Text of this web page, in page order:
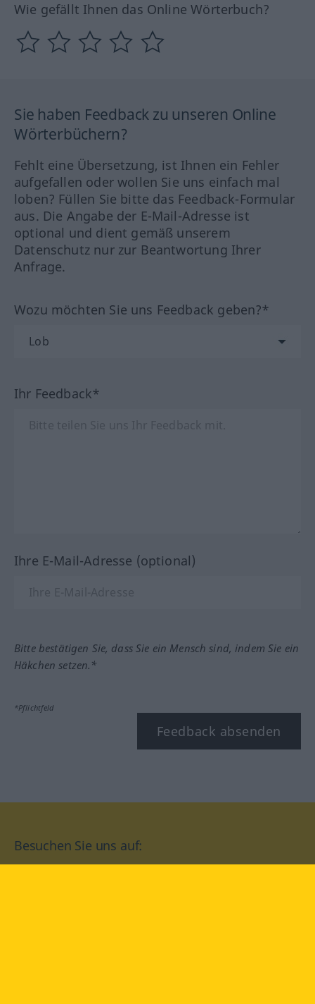
Wie gefällt Ihnen das Online Wörterbuch?
Sie haben Feedback zu unseren Online
Wörterbüchern?
Fehlt eine Übersetzung, ist Ihnen ein Fehler
aufgefallen oder wollen Sie uns einfach mal
loben? Füllen Sie bitte das Feedback-Formular
aus. Die Angabe der E-Mail-Adresse ist
optional und dient gemäß unserem
Datenschutz nur zur Beantwortung Ihrer
Anfrage.
Wozu möchten Sie uns Feedback geben?*
Ihr Feedback*
Ihre E-Mail-Adresse (optional)
Bitte bestätigen Sie, dass Sie ein Mensch sind, indem Sie ein
Häkchen setzen.*
*Pflichtfeld
Feedback absenden
Besuchen Sie uns auf: